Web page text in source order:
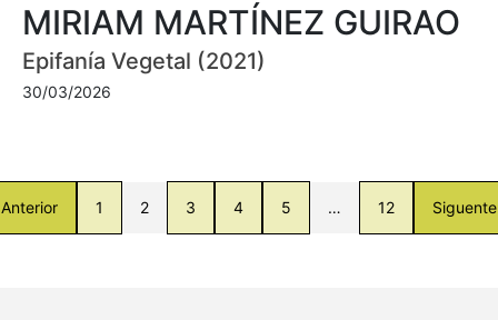
MIRIAM MARTÍNEZ GUIRAO
Epifanía Vegetal (2021)
30/03/2026
Anterior 1 2 3 4 5 … 12 Siguente